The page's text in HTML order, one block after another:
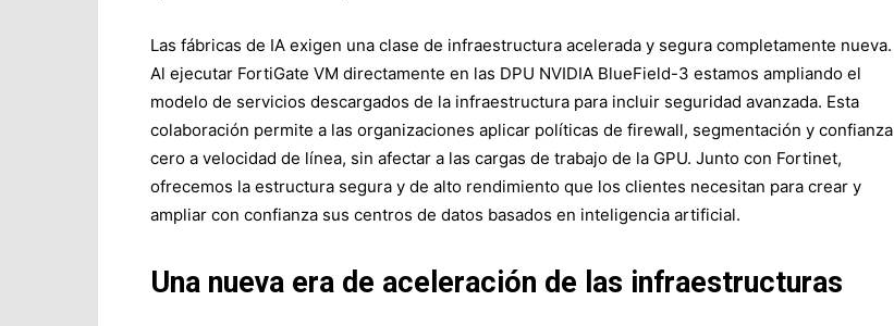
Las fábricas de IA exigen una clase de infraestructura acelerada y segura completamente nueva.
Al ejecutar FortiGate VM directamente en las DPU NVIDIA BlueField-3 estamos ampliando el
modelo de servicios descargados de la infraestructura para incluir seguridad avanzada. Esta
colaboración permite a las organizaciones aplicar políticas de firewall, segmentación y confianza
cero a velocidad de línea, sin afectar a las cargas de trabajo de la GPU. Junto con Fortinet,
ofrecemos la estructura segura y de alto rendimiento que los clientes necesitan para crear y
ampliar con confianza sus centros de datos basados en inteligencia artificial.
Una nueva era de aceleración de las infraestructuras